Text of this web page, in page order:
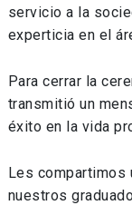
servicio a la
experticia en el
Para cerrar la
transmitió un
éxito en la vida
Les compartimos
nuestros